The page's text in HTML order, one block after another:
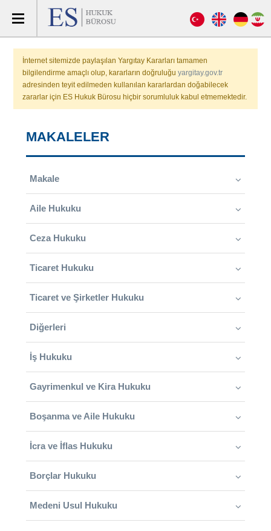
İnternet sitemizde paylaşılan Yargıtay Kararları tamamen
bilgilendirme amaçlı olup, kararların doğruluğuyargitay.gov.tr
adresinden teyit edilmeden kullanılan kararlardan doğabilecek
zararlar için ES Hukuk Bürosu hiçbir sorumluluk kabul etmemektedir.
MAKALELER
Makale
Aile Hukuku
Ceza Hukuku
Ticaret Hukuku
Ticaret ve Şirketler Hukuku
Diğerleri
İş Hukuku
Gayrimenkul ve Kira Hukuku
Boşanma ve Aile Hukuku
İcra ve İflas Hukuku
Borçlar Hukuku
Medeni Usul Hukuku